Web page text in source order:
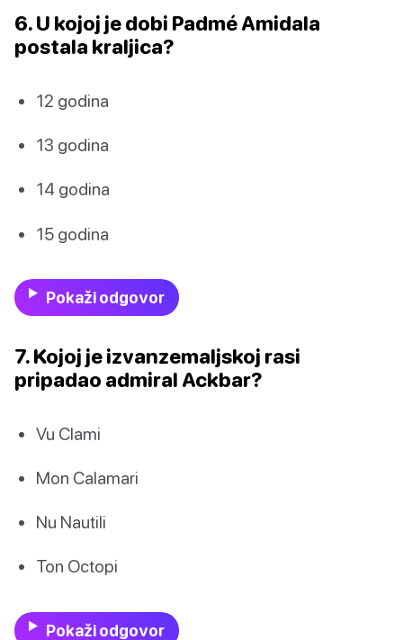
6. U kojoj je dobi Padmé Amidala
postala kraljica?
12 godina
13 godina
14 godina
15 godina
Pokaži odgovor
7. Kojoj je izvanzemaljskoj rasi
pripadao admiral Ackbar?
Vu Clami
Mon Calamari
Nu Nautili
Ton Octopi
Pokaži odgovor